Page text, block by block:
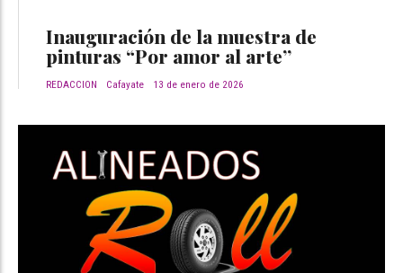
Inauguración de la muestra de
pinturas “Por amor al arte”
REDACCION Cafayate 13 de enero de 2026